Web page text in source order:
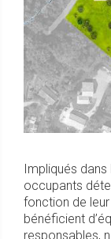
Impliqués
occupants
fonction de
bénéficient
responsables,